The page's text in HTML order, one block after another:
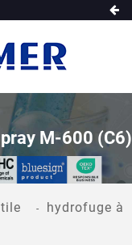
M-600 (C6)
hydrofuge à